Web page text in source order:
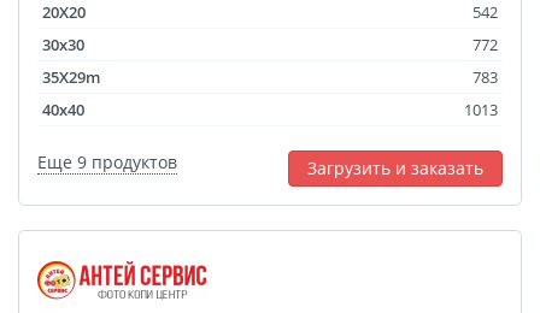
20X20
542
30x30
772
35X29m
783
40x40
1013
Еще 9 продуктов Загрузить и заказать